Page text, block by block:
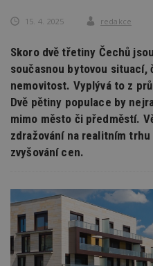
15. 4. 2025 redakce
Skoro dvě třetiny Čechů
současnou bytovou
nemovitost. Vyplývá to z
Dvě pětiny populace by
mimo město či předměstí.
zdražování na realitním
zvyšování cen.